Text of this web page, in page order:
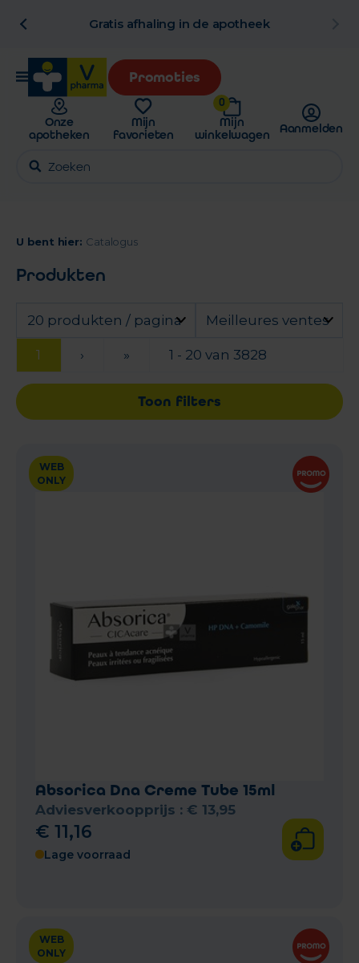
Gratis afhaling in de apotheek
Promoties
Onze
apotheken
Mijn
favorieten
0
Mijn
winkelwagen
Aanmelden
U bent hier: Catalogus
Produkten
20 produkten / pagina Meilleures ventes
1 › » 1 - 20 van 3828
Toon filters
WEB
ONLY
Absorica Dna Creme Tube 15ml
Adviesverkoopprijs : € 13,95
€ 11,16
Lage voorraad
WEB
ONLY